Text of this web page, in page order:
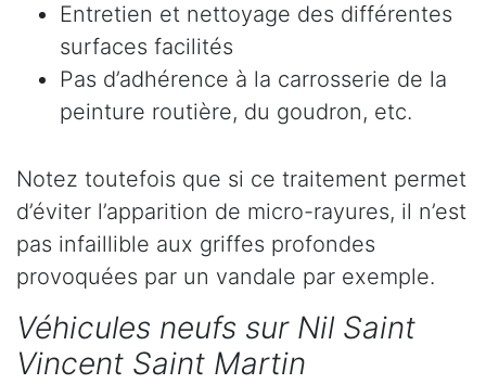
Entretien et nettoyage des différentes
surfaces facilités
Pas d’adhérence à la carrosserie de la
peinture routière, du goudron, etc.
Notez toutefois que si ce traitement permet
d’éviter l’apparition de micro-rayures, il n’est
pas infaillible aux griffes profondes
provoquées par un vandale par exemple.
Véhicules neufs sur Nil Saint
Vincent Saint Martin